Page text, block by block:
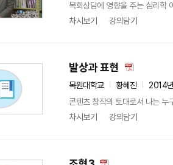
목회상담에 영향을 주는 심리학
차시보기
강의담기
발상과 표현
목원대학교 황혜진
2014
콘텐츠 창작의 토대로서 나는 누
차시보기
강의담기